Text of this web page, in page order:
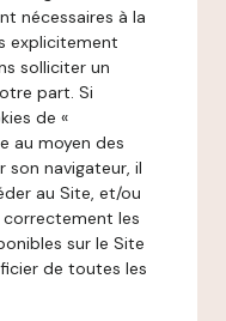
nécessaires à la
explicitement
solliciter un
part. Si
de «
au moyen des
navigateur, il
au Site, et/ou
correctement les
sur le Site
de toutes les